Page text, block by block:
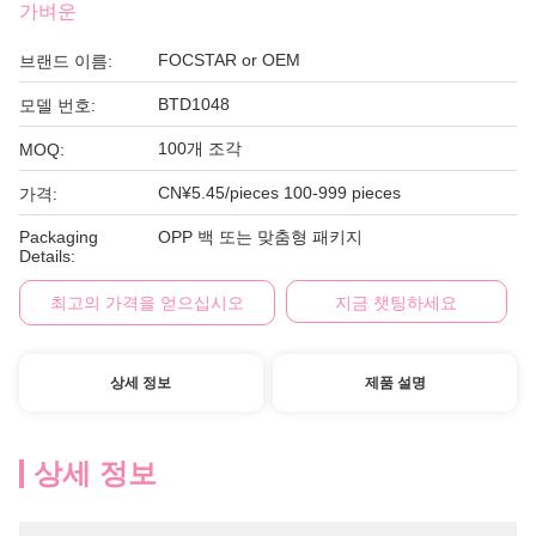
가벼운
브랜드 이름: FOCSTAR or OEM
모델 번호: BTD1048
MOQ: 100개 조각
가격: CN¥5.45/pieces 100-999 pieces
Packaging
Details:
OPP 백 또는 맞춤형 패키지
최고의 가격을 얻으십시오 지금 챗팅하세요
상세 정보 제품 설명
상세 정보